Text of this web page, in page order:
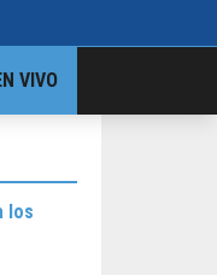
FOLLOW
VIVO
los